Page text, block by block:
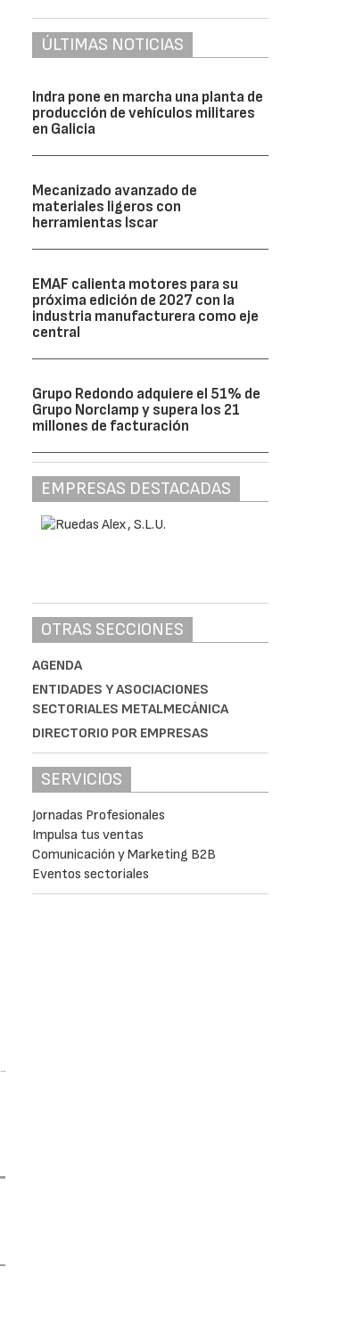
ÚLTIMAS NOTICIAS
Indra pone en marcha una planta de
producción de vehículos militares
en Galicia
Mecanizado avanzado de
materiales ligeros con
herramientas Iscar
EMAF calienta motores para su
próxima edición de 2027 con la
industria manufacturera como eje
central
Grupo Redondo adquiere el 51% de
Grupo Norclamp y supera los 21
millones de facturación
EMPRESAS DESTACADAS
OTRAS SECCIONES
AGENDA
ENTIDADES Y ASOCIACIONES
SECTORIALES METALMECÁNICA
DIRECTORIO POR EMPRESAS
SERVICIOS
Jornadas Profesionales
Impulsa tus ventas
Comunicación y Marketing B2B
Eventos sectoriales